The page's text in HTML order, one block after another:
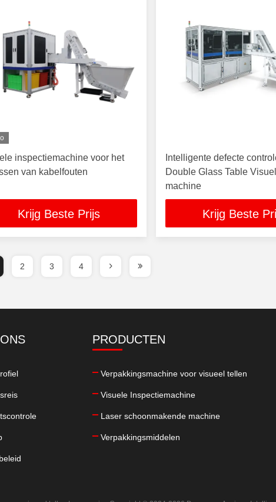
inspectiemachine voor het
van kabelfouten
Krijg Beste Prijs
Intelligente defecte
Double Glass Table
machine
Krijg Beste
2 3 4
PRODUCTEN
Verpakkingsmachine voor visueel tellen
Visuele Inspectiemachine
Laser schoonmakende machine
Verpakkingsmiddelen